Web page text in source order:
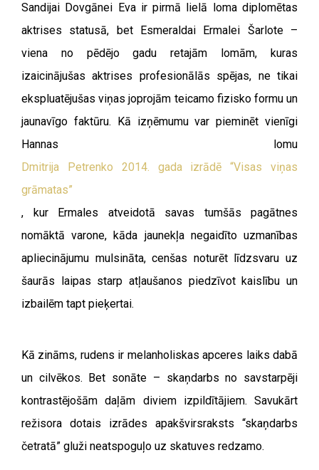
Sandijai Dovgānei Eva ir pirmā lielā loma diplomētas
aktrises statusā, bet Esmeraldai Ermalei Šarlote –
viena no pēdējo gadu retajām lomām, kuras
izaicinājušas aktrises profesionālās spējas, ne tikai
ekspluatējušas viņas joprojām teicamo fizisko formu un
jaunavīgo faktūru. Kā izņēmumu var pieminēt vienīgi
Hannas lomu
Dmitrija Petrenko 2014. gada izrādē “Visas viņas
grāmatas”
, kur Ermales atveidotā savas tumšās pagātnes
nomāktā varone, kāda jaunekļa negaidīto uzmanības
apliecinājumu mulsināta, cenšas noturēt līdzsvaru uz
šaurās laipas starp atļaušanos piedzīvot kaislību un
izbailēm tapt pieķertai.
Kā zināms, rudens ir melanholiskas apceres laiks dabā
un cilvēkos. Bet sonāte – skaņdarbs no savstarpēji
kontrastējošām daļām diviem izpildītājiem. Savukārt
režisora dotais izrādes apakšvirsraksts “skaņdarbs
četratā” gluži neatspoguļo uz skatuves redzamo.